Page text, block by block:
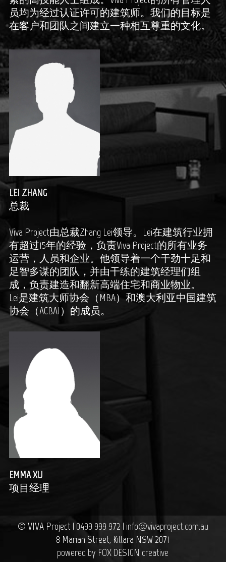
员均为经过认证许可的建筑师。我们的目标是
在客户和团队之间建立一种相互尊重的文化。
LEI ZHANG
总裁
Viva Project由总裁Zhang Lei领导。Lei在建筑行业拥
有超过15年的经验，负责Viva Project的所有业务
运营，人员和企业。他领导着一个干劲十足和
足智多谋的团队，并由干练的建筑经理们组
成，负责建造和翻新高端住宅和商业物业。
Lei是建筑大师协会（MBA）和澳大利亚中国建筑
协会（ACBAI）的成员。
EMMA XU
项目经理
© VIVA Project | 0499 999 972 | info@vivaproject.com.au
8 Marian Street, Killara NSW 2071
powered by FOX DESIGN creative